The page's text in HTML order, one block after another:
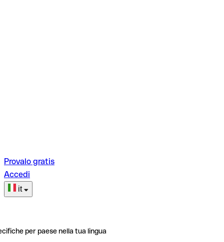
Provalo gratis
Accedi
it
per paese nella tua lingua